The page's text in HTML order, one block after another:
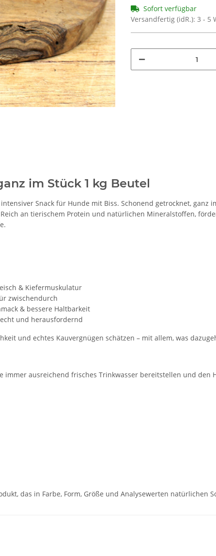
Sofort verfügbar
Versandfertig (idR.): 3 - 5
im Stück 1 kg Beutel
Snack für Hunde mit Biss. Schonend getrocknet, ganz
an tierischem Protein und natürlichen Mineralstoffen,
& Kiefermuskulatur
zwischendurch
& bessere Haltbarkeit
und herausfordernd
und echtes Kauvergnügen schätzen – mit allem, was
immer ausreichend frisches Trinkwasser bereitstellen und
das in Farbe, Form, Größe und Analysewerten natürlichen